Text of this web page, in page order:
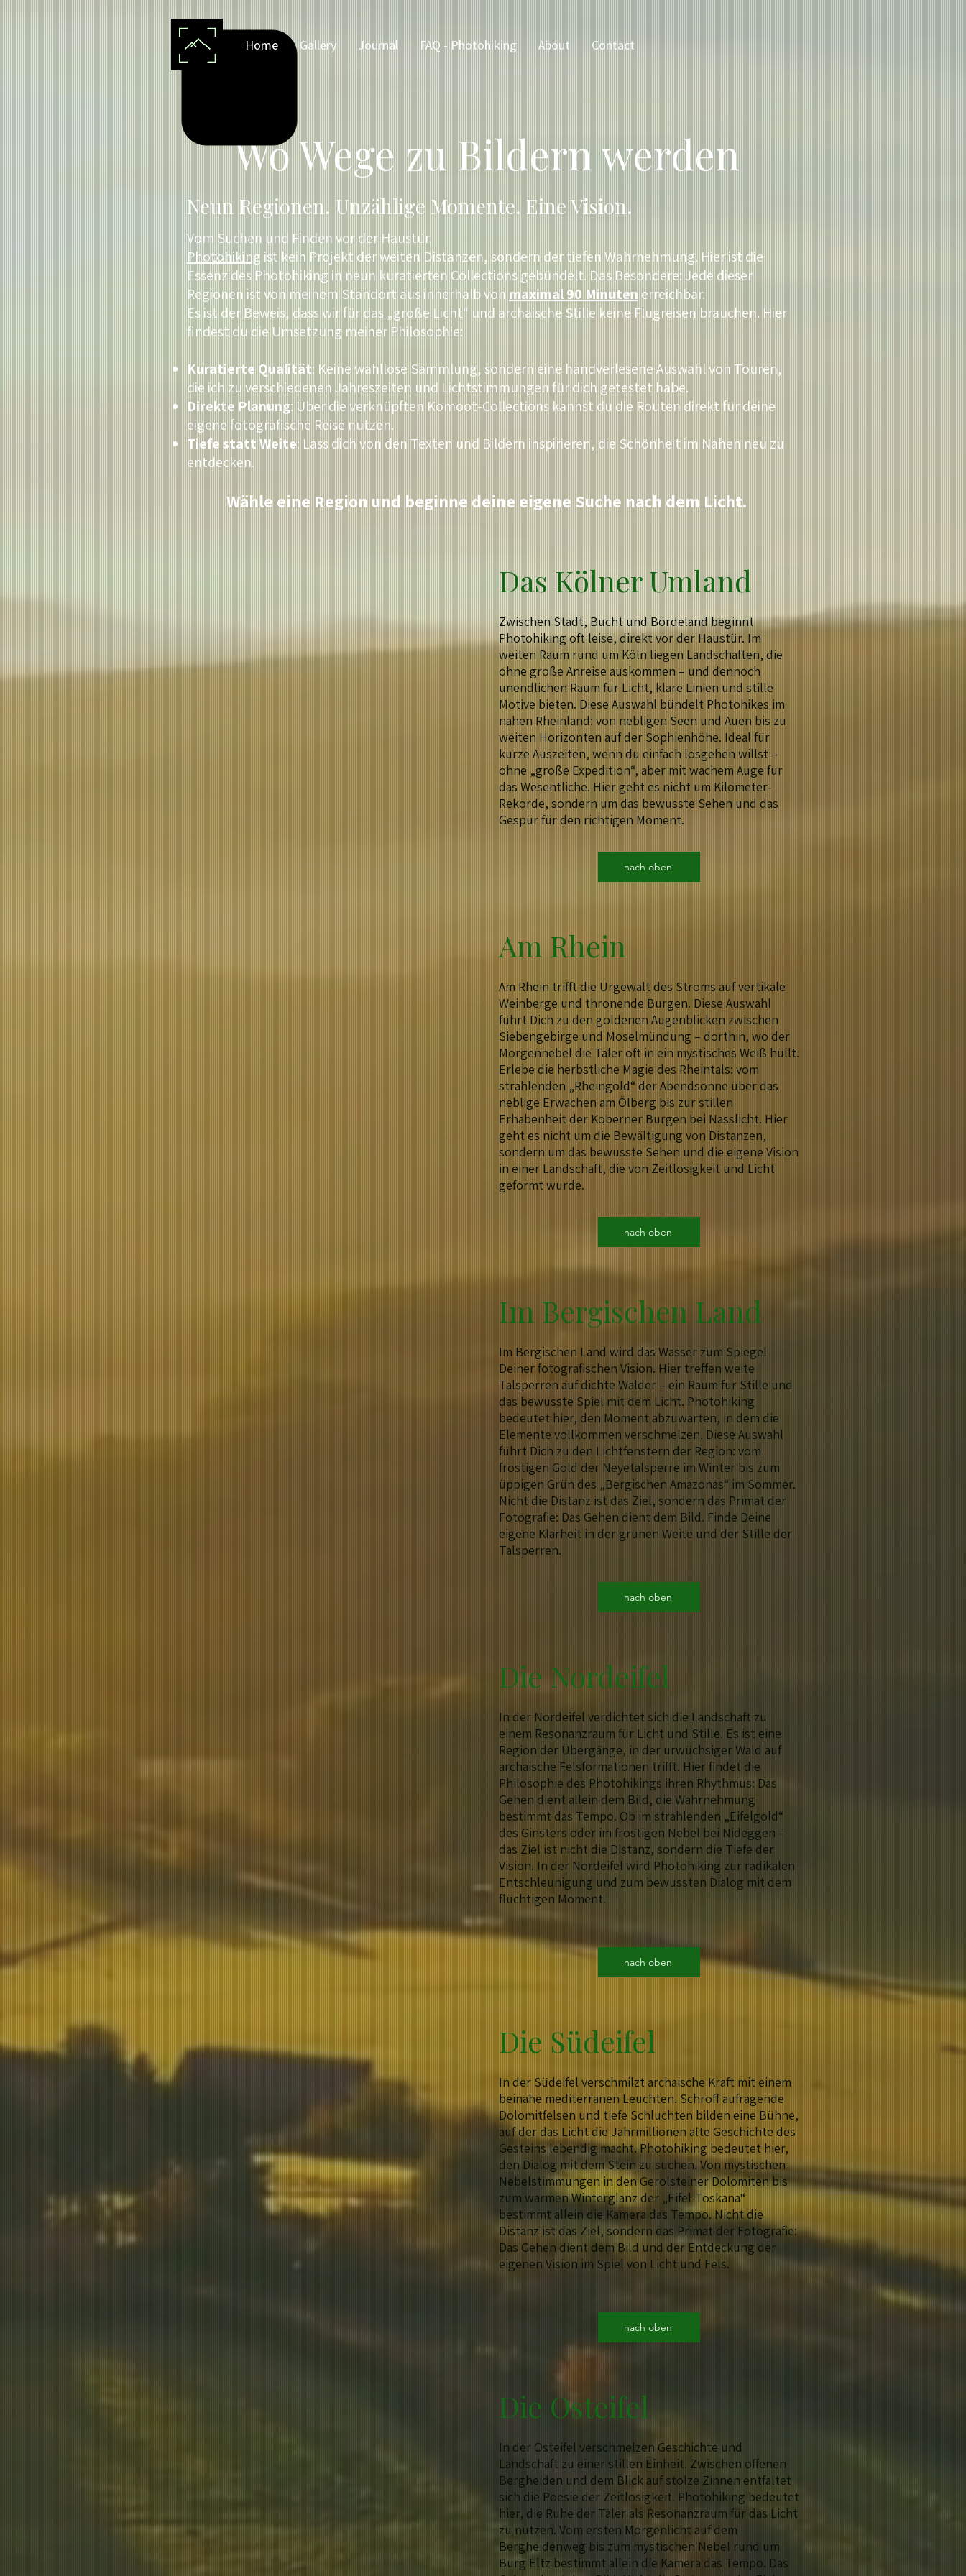
Home Gallery Journal FAQ - Photohiking About Contact
Wo Wege zu Bildern werden
Neun Regionen. Unzählige Momente. Eine Vision.
Vom Suchen und Finden vor der Haustür.
Photohiking ist kein Projekt der weiten Distanzen, sondern der tiefen Wahrnehmung. Hier ist die
Essenz des Photohiking in neun kuratierten Collections gebündelt. Das Besondere: Jede dieser
Regionen ist von meinem Standort aus innerhalb von maximal 90 Minuten erreichbar.
Es ist der Beweis, dass wir für das „große Licht“ und archaische Stille keine Flugreisen brauchen. Hier
findest du die Umsetzung meiner Philosophie:
Kuratierte Qualität: Keine wahllose Sammlung, sondern eine handverlesene Auswahl von Touren,
die ich zu verschiedenen Jahreszeiten und Lichtstimmungen für dich getestet habe.
Direkte Planung: Über die verknüpften Komoot-Collections kannst du die Routen direkt für deine
eigene fotografische Reise nutzen.
Tiefe statt Weite: Lass dich von den Texten und Bildern inspirieren, die Schönheit im Nahen neu zu
entdecken.
Wähle eine Region und beginne deine eigene Suche nach dem Licht.
Das Kölner Umland
Zwischen Stadt, Bucht und Bördeland beginnt
Photohiking oft leise, direkt vor der Haustür. Im
weiten Raum rund um Köln liegen Landschaften, die
ohne große Anreise auskommen – und dennoch
unendlichen Raum für Licht, klare Linien und stille
Motive bieten. Diese Auswahl bündelt Photohikes im
nahen Rheinland: von nebligen Seen und Auen bis zu
weiten Horizonten auf der Sophienhöhe. Ideal für
kurze Auszeiten, wenn du einfach losgehen willst –
ohne „große Expedition“, aber mit wachem Auge für
das Wesentliche. Hier geht es nicht um Kilometer-
Rekorde, sondern um das bewusste Sehen und das
Gespür für den richtigen Moment.
nach oben
Am Rhein
Am Rhein trifft die Urgewalt des Stroms auf vertikale
Weinberge und thronende Burgen. Diese Auswahl
führt Dich zu den goldenen Augenblicken zwischen
Siebengebirge und Moselmündung – dorthin, wo der
Morgennebel die Täler oft in ein mystisches Weiß hüllt.
Erlebe die herbstliche Magie des Rheintals: vom
strahlenden „Rheingold“ der Abendsonne über das
neblige Erwachen am Ölberg bis zur stillen
Erhabenheit der Koberner Burgen bei Nasslicht. Hier
geht es nicht um die Bewältigung von Distanzen,
sondern um das bewusste Sehen und die eigene Vision
in einer Landschaft, die von Zeitlosigkeit und Licht
geformt wurde.
nach oben
Im Bergischen Land
Im Bergischen Land wird das Wasser zum Spiegel
Deiner fotografischen Vision. Hier treffen weite
Talsperren auf dichte Wälder – ein Raum für Stille und
das bewusste Spiel mit dem Licht. Photohiking
bedeutet hier, den Moment abzuwarten, in dem die
Elemente vollkommen verschmelzen. Diese Auswahl
führt Dich zu den Lichtfenstern der Region: vom
frostigen Gold der Neyetalsperre im Winter bis zum
üppigen Grün des „Bergischen Amazonas“ im Sommer.
Nicht die Distanz ist das Ziel, sondern das Primat der
Fotografie: Das Gehen dient dem Bild. Finde Deine
eigene Klarheit in der grünen Weite und der Stille der
Talsperren.
nach oben
Die Nordeifel
In der Nordeifel verdichtet sich die Landschaft zu
einem Resonanzraum für Licht und Stille. Es ist eine
Region der Übergänge, in der urwüchsiger Wald auf
archaische Felsformationen trifft. Hier findet die
Philosophie des Photohikings ihren Rhythmus: Das
Gehen dient allein dem Bild, die Wahrnehmung
bestimmt das Tempo. Ob im strahlenden „Eifelgold“
des Ginsters oder im frostigen Nebel bei Nideggen –
das Ziel ist nicht die Distanz, sondern die Tiefe der
Vision. In der Nordeifel wird Photohiking zur radikalen
Entschleunigung und zum bewussten Dialog mit dem
flüchtigen Moment.
nach oben
Die Südeifel
In der Südeifel verschmilzt archaische Kraft mit einem
beinahe mediterranen Leuchten. Schroff aufragende
Dolomitfelsen und tiefe Schluchten bilden eine Bühne,
auf der das Licht die Jahrmillionen alte Geschichte des
Gesteins lebendig macht. Photohiking bedeutet hier,
den Dialog mit dem Stein zu suchen. Von mystischen
Nebelstimmungen in den Gerolsteiner Dolomiten bis
zum warmen Winterglanz der „Eifel-Toskana“
bestimmt allein die Kamera das Tempo. Nicht die
Distanz ist das Ziel, sondern das Primat der Fotografie:
Das Gehen dient dem Bild und der Entdeckung der
eigenen Vision im Spiel von Licht und Fels.
nach oben
Die Osteifel
In der Osteifel verschmelzen Geschichte und
Landschaft zu einer stillen Einheit. Zwischen offenen
Bergheiden und dem Blick auf stolze Zinnen entfaltet
sich die Poesie der Zeitlosigkeit. Photohiking bedeutet
hier, die Ruhe der Täler als Resonanzraum für das Licht
zu nutzen. Vom ersten Morgenlicht auf dem
Bergheidenweg bis zum mystischen Nebel rund um
Burg Eltz bestimmt allein die Kamera das Tempo. Das